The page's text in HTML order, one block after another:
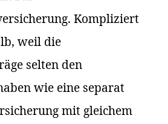
Kompliziert
weil die
selten den
wie eine separat
mit gleichem